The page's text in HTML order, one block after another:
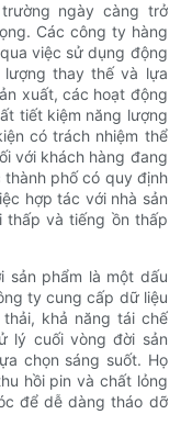
ngày càng trở
Các công ty hàng
việc sử dụng động
thay thế và lựa
xuất, các hoạt động
tiết kiệm năng lượng
có trách nhiệm thể
với khách hàng đang
phố có quy định
hợp tác với nhà sản
thấp và tiếng ồn thấp
sản phẩm là một dấu
ty cung cấp dữ liệu
khả năng tái chế
lý cuối vòng đời sản
chọn sáng suốt. Họ
hồi pin và chất lỏng
để dễ dàng tháo dỡ